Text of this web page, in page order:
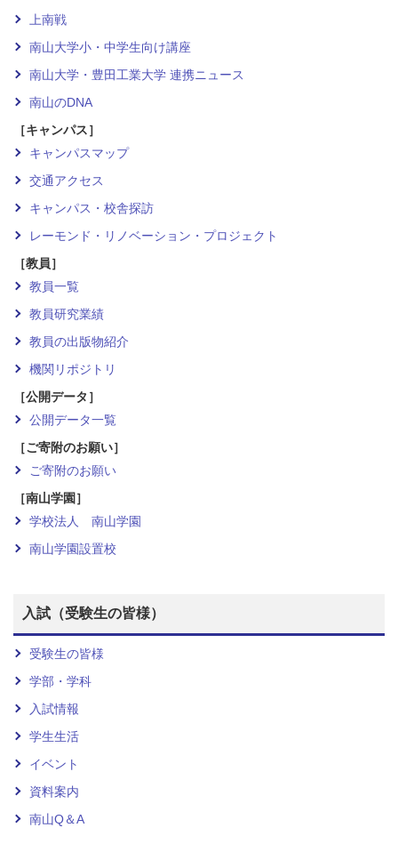
上南戦
南山大学小・中学生向け講座
南山大学・豊田工業大学 連携ニュース
南山のDNA
［キャンパス］
キャンパスマップ
交通アクセス
キャンパス・校舎探訪
レーモンド・リノベーション・プロジェクト
［教員］
教員一覧
教員研究業績
教員の出版物紹介
機関リポジトリ
［公開データ］
公開データ一覧
［ご寄附のお願い］
ご寄附のお願い
［南山学園］
学校法人 南山学園
南山学園設置校
入試（受験生の皆様）
受験生の皆様
学部・学科
入試情報
学生生活
イベント
資料案内
南山Q＆A